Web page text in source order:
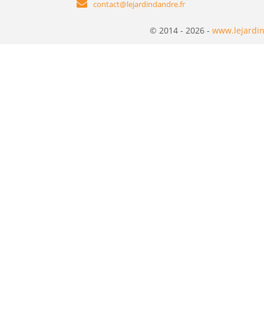
contact@lejardindandre.fr
© 2014 - 2026 -